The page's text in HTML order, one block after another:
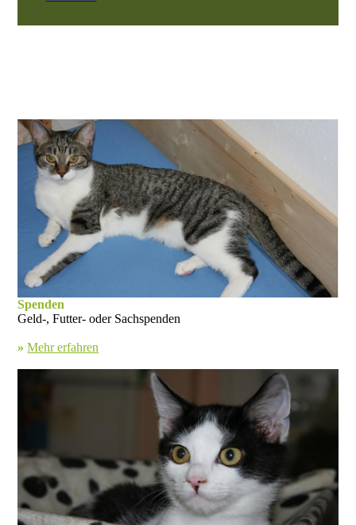
Spenden
Geld-, Futter- oder Sachspenden
» Mehr erfahren